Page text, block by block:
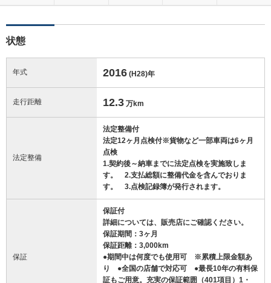
状態
年式 2016 (H28)年
走行距離 12.3 万km
法定整備
法定整備付
法定12ヶ月点検付※貨物など一部車両は6ヶ月
点検
1.契約後～納車までに法定点検を実施致しま
す。 2.支払総額に整備代金を含んでおりま
す。 3.点検記録簿が発行されます。
保証
保証付
詳細については、販売店にご確認ください。
保証期間：3ヶ月
保証距離：3,000km
●期間中は何度でも使用可 ※累積上限金額あ
り ●全国の店舗で対応可 ●最長10年の有料保
証もご用意。充実の保証範囲（401項目）1・